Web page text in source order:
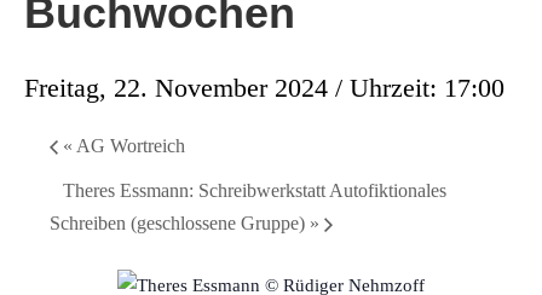
Buchwochen
Freitag, 22. November 2024 / Uhrzeit: 17:00
« AG Wortreich
Theres Essmann: Schreibwerkstatt Autofiktionales
Schreiben (geschlossene Gruppe) »